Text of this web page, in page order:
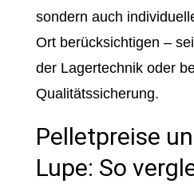
sondern auch
Ort berücksichtigen –
der Lagertechnik oder
Qualitätssicherung.
Pelletpreise
Lupe: So